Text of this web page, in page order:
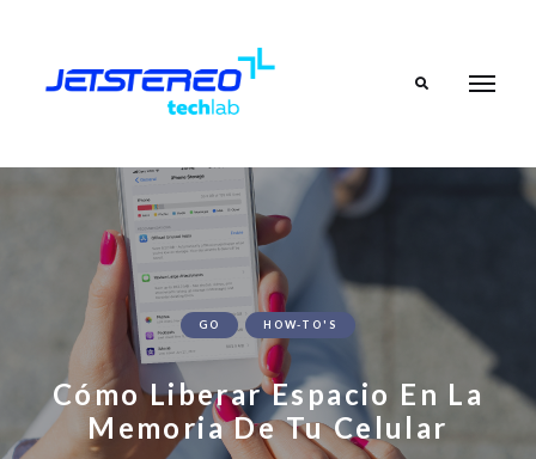
GO HOW-TO'S
Cómo Liberar Espacio En La
Memoria De Tu Celular